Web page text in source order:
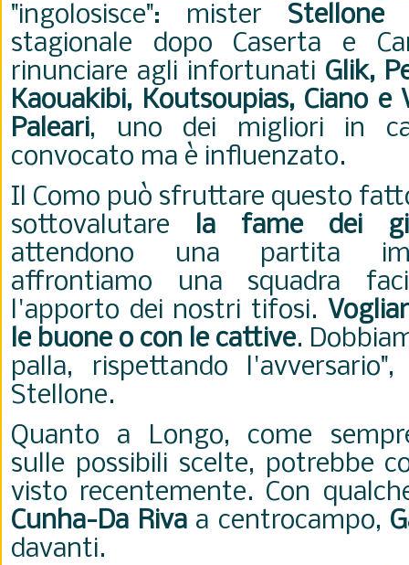
"ingolosisce": mister Stellone-
stagionale dopo Caserta e
rinunciare agli infortunati Glik,
Kaouakibi, Koutsoupias, Ciano e
Paleari, uno dei migliori in
convocato ma è influenzato.
Il Como può sfruttare questo
sottovalutare la fame dei
attendono una partita
affrontiamo una squadra
l'apporto dei nostri tifosi.
le buone o con le cattive.
palla, rispettando
Stellone.
Quanto a Longo, come
sulle possibili scelte, potrebbe
visto recentemente. Con
Cunha-Da Rivaa centrocampo,
davanti.